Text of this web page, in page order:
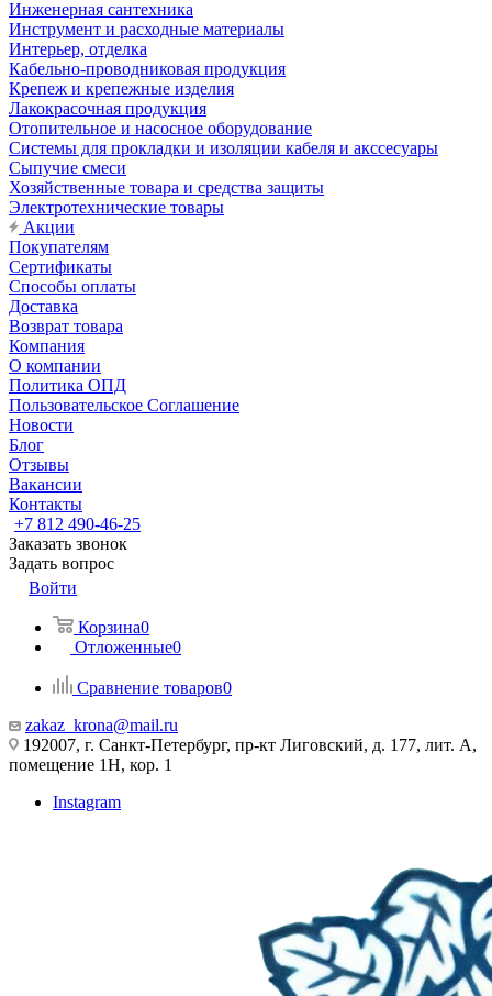
Инженерная сантехника
Инструмент и расходные материалы
Интерьер, отделка
Кабельно-проводниковая продукция
Крепеж и крепежные изделия
Лакокрасочная продукция
Отопительное и насосное оборудование
Системы для прокладки и изоляции кабеля и акссесуары
Сыпучие смеси
Хозяйственные товара и средства защиты
Электротехнические товары
Акции
Покупателям
Сертификаты
Способы оплаты
Доставка
Возврат товара
Компания
О компании
Политика ОПД
Пользовательское Соглашение
Новости
Блог
Отзывы
Вакансии
Контакты
+7 812 490-46-25
Заказать звонок
Задать вопрос
Войти
Корзина0
Отложенные0
Сравнение товаров0
zakaz_krona@mail.ru
192007, г. Санкт-Петербург, пр-кт Лиговский, д. 177, лит. А,
помещение 1Н, кор. 1
Instagram